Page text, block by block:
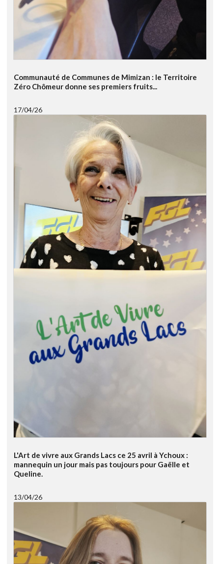
Communauté de Communes de Mimizan : le Territoire
Zéro Chômeur donne ses premiers fruits...
17/04/26
L'Art de vivre aux Grands Lacs ce 25 avril à Ychoux :
mannequin un jour mais pas toujours pour Gaëlle et
Queline.
13/04/26